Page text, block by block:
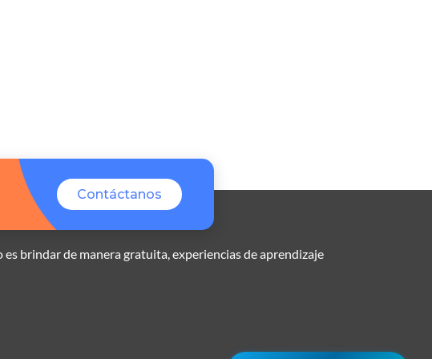
Contáctanos
brindar de manera gratuita, experiencias de aprendizaje